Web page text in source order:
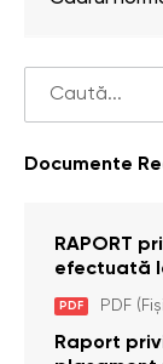
Documente
RAPORT
efectuată
pentru
Brînzeni, r.
PDF PDF
Raport